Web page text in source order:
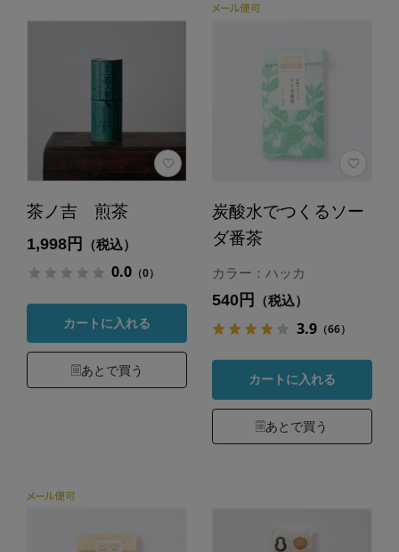
茶ノ吉 煎茶
1,998円 （税込）
0.0（0）
カートに入れる
あとで買う
炭酸水でつくるソー
ダ番茶
カラー：ハッカ
540円 （税込）
3.9（66）
カートに入れる
あとで買う